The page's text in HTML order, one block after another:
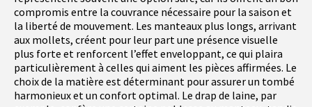
compromis entre la couvrance nécessaire pour la saison et
la liberté de mouvement. Les manteaux plus longs, arrivant
aux mollets, créent pour leur part une présence visuelle
plus forte et renforcent l’effet enveloppant, ce qui plaira
particulièrement à celles qui aiment les pièces affirmées. Le
choix de la matière est déterminant pour assurer un tombé
harmonieux et un confort optimal. Le drap de laine, par